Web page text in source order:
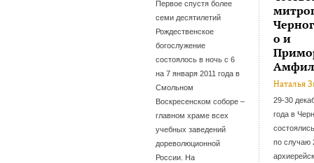
Первое спустя более
семи десятилетий
Рождественское
богослужение
состоялось в ночь с 6
на 7 января 2011 года в
Смольном
Воскресенском соборе –
главном храме всех
учебных заведений
дореволюционной
России. На
о и
Наталья
29-30
года в
по случаю